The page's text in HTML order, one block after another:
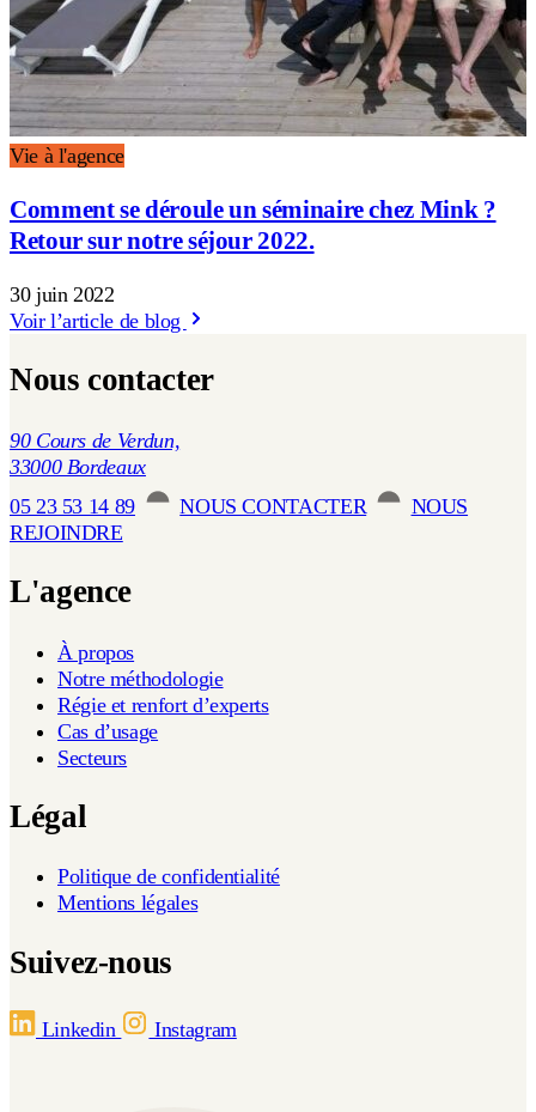
Vie à l'agence
Comment se déroule un séminaire chez Mink ?
Retour sur notre séjour 2022.
30 juin 2022
Voir l’article de blog
Nous contacter
90 Cours de Verdun,
33000 Bordeaux
05 23 53 14 89
NOUS CONTACTER
NOUS
REJOINDRE
L'agence
À propos
Notre méthodologie
Régie et renfort d’experts
Cas d’usage
Secteurs
Légal
Politique de confidentialité
Mentions légales
Suivez-nous
Linkedin Instagram